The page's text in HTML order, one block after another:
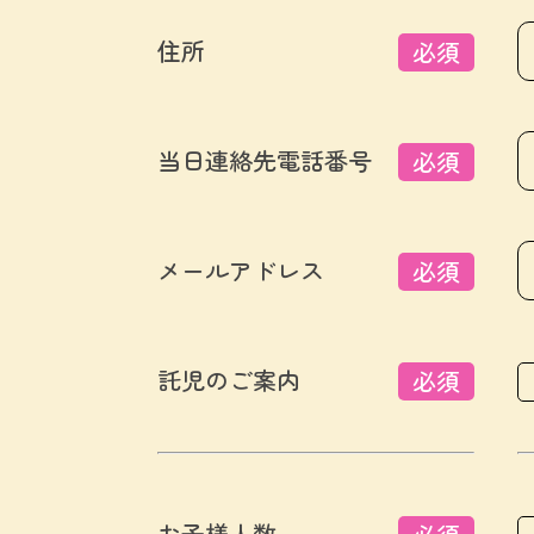
住所 必須
当日連絡先電話番号 必須
メールアドレス 必須
託児のご案内 必須